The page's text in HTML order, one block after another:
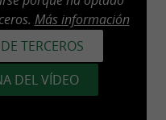
especializado que
durante
paciencia,
Más información
TERCEROS
DEL VÍDEO